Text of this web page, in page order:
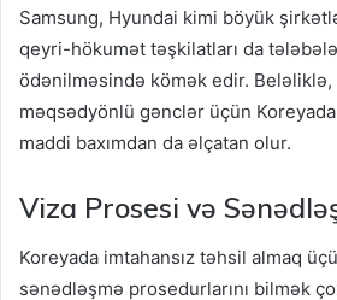
Samsung, Hyundai kimi böyük
qeyri-hökumət təşkilatları da
ödənilməsində kömək edir. Beləliklə,
məqsədyönlü gənclər üçün
maddi baxımdan da əlçatan olur.
Viza Prosesi və
Koreyada imtahansız təhsil almaq
sənədləşmə prosedurlarını bilmək